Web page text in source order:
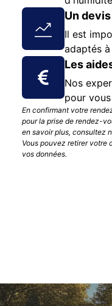
Un
Il est
adaptés
Les
Nos
pour
En confirmant votre
pour la prise de rendez-
en savoir plus, consultez
Vous pouvez retirer votre
vos données.